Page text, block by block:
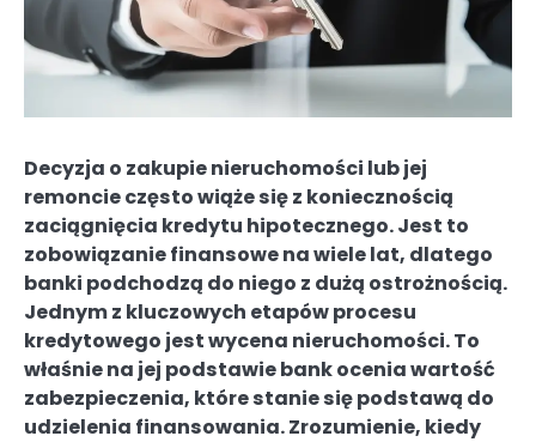
Decyzja o zakupie nieruchomości lub jej
remoncie często wiąże się z koniecznością
zaciągnięcia kredytu hipotecznego. Jest to
zobowiązanie finansowe na wiele lat, dlatego
banki podchodzą do niego z dużą ostrożnością.
Jednym z kluczowych etapów procesu
kredytowego jest wycena nieruchomości. To
właśnie na jej podstawie bank ocenia wartość
zabezpieczenia, które stanie się podstawą do
udzielenia finansowania. Zrozumienie, kiedy